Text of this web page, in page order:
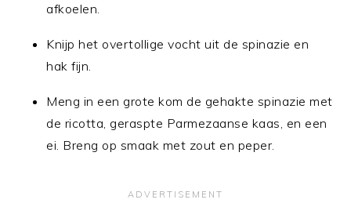
afkoelen.
Knijp het overtollige vocht uit de spinazie en
hak fijn.
Meng in een grote kom de gehakte spinazie met
de ricotta, geraspte Parmezaanse kaas, en een
ei. Breng op smaak met zout en peper.